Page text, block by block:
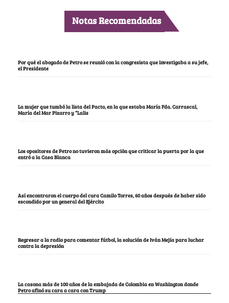
Notas Recomendadas
Por qué el abogado de Petro se reunió con la congresista que investigaba a su jefe,
el Presidente
La mujer que tumbó la lista del Pacto, en la que estaba María Fda. Carrascal,
María del Mar Pizarro y “Lalis
Los opositores de Petro no tuvieron más opción que criticar la puerta por la que
entró a la Casa Blanca
Así encontraron el cuerpo del cura Camilo Torres, 60 años después de haber sido
escondido por un general del Ejército
Regresar a la radio para comentar fútbol, la solución de Iván Mejía para luchar
contra la depresión
La casona más de 100 años de la embajada de Colombia en Washington donde
Petro afinó su cara a cara con Trump